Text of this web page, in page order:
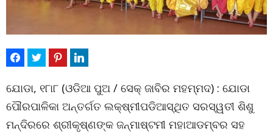
ଯୋଡା, ୧୮ା୮ (ଓଡିଆ ପୁଅ / ସେକ୍ ଜାବିର ମହମ୍ମଦ) : ଯୋଡା
ପୌରପାଳିକା ଅନ୍ତର୍ଗତ ଲକ୍ଷ୍ମୀପଡିଆସ୍ଥିତ ସରସ୍ୱତୀ ଶିଶୁ
ମନ୍ଦିରରେ ଶ୍ରୀକୃଷ୍ଣଙ୍କ ଜନ୍ମାଷ୍ଟମୀ ମହାଆଡମ୍ବର ସହ